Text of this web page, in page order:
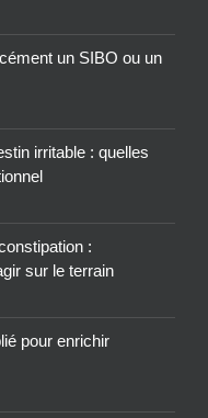
un SIBO ou un
irritable : quelles
:
sur le terrain
pour enrichir